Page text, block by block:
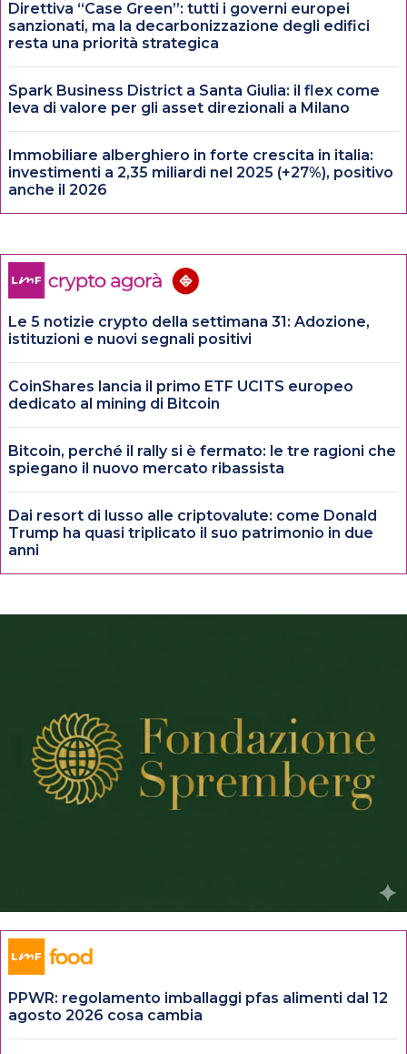
Direttiva “Case Green”: tutti i governi europei
sanzionati, ma la decarbonizzazione degli edifici
resta una priorità strategica
Spark Business District a Santa Giulia: il flex come
leva di valore per gli asset direzionali a Milano
Immobiliare alberghiero in forte crescita in italia:
investimenti a 2,35 miliardi nel 2025 (+27%), positivo
anche il 2026
Le 5 notizie crypto della settimana 31: Adozione,
istituzioni e nuovi segnali positivi
CoinShares lancia il primo ETF UCITS europeo
dedicato al mining di Bitcoin
Bitcoin, perché il rally si è fermato: le tre ragioni che
spiegano il nuovo mercato ribassista
Dai resort di lusso alle criptovalute: come Donald
Trump ha quasi triplicato il suo patrimonio in due
anni
PPWR: regolamento imballaggi pfas alimenti dal 12
agosto 2026 cosa cambia